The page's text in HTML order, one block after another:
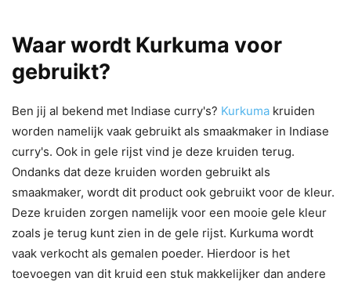
Waar wordt Kurkuma voor
gebruikt?
Ben jij al bekend met Indiase curry's? Kurkuma kruiden
worden namelijk vaak gebruikt als smaakmaker in Indiase
curry's. Ook in gele rijst vind je deze kruiden terug.
Ondanks dat deze kruiden worden gebruikt als
smaakmaker, wordt dit product ook gebruikt voor de kleur.
Deze kruiden zorgen namelijk voor een mooie gele kleur
zoals je terug kunt zien in de gele rijst. Kurkuma wordt
vaak verkocht als gemalen poeder. Hierdoor is het
toevoegen van dit kruid een stuk makkelijker dan andere